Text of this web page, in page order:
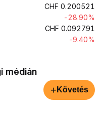
CHF 0.200521
-28.90%
CHF 0.092791
-9.40%
médián
+ Követés